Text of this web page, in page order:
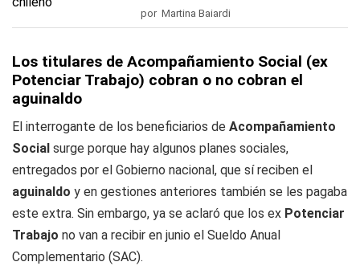
por Martina Baiardi
Los titulares de Acompañamiento Social (ex
Potenciar Trabajo) cobran o no cobran el
aguinaldo
El interrogante de los beneficiarios de Acompañamiento
Social surge porque hay algunos planes sociales,
entregados por el Gobierno nacional, que sí reciben el
aguinaldo y en gestiones anteriores también se les pagaba
este extra. Sin embargo, ya se aclaró que los ex Potenciar
Trabajo no van a recibir en junio el Sueldo Anual
Complementario (SAC).